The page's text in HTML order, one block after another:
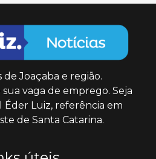
Joaçaba e região.
vaga de emprego. Seja
Éder Luiz, referência em
de Santa Catarina.